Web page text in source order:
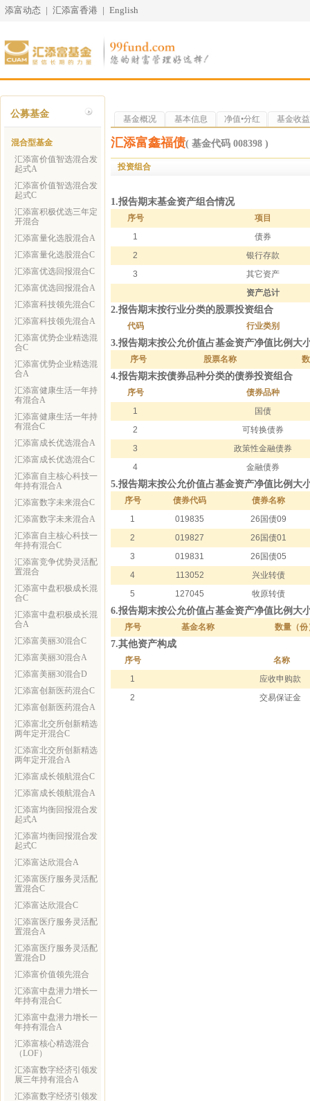
添富动态 | 汇添富香港 | English
公募基金
混合型基金
汇添富价值智选混合发
起式A
汇添富价值智选混合发
起式C
汇添富积极优选三年定
开混合
汇添富量化选股混合A
汇添富量化选股混合C
汇添富优选回报混合C
汇添富优选回报混合A
汇添富科技领先混合C
汇添富科技领先混合A
汇添富优势企业精选混
合C
汇添富优势企业精选混
合A
汇添富健康生活一年持
有混合A
汇添富健康生活一年持
有混合C
汇添富成长优选混合A
汇添富成长优选混合C
汇添富自主核心科技一
年持有混合A
汇添富数字未来混合C
汇添富数字未来混合A
汇添富自主核心科技一
年持有混合C
汇添富竞争优势灵活配
置混合
汇添富中盘积极成长混
合C
汇添富中盘积极成长混
合A
汇添富美丽30混合C
汇添富美丽30混合A
汇添富美丽30混合D
汇添富创新医药混合C
汇添富创新医药混合A
汇添富北交所创新精选
两年定开混合C
汇添富北交所创新精选
两年定开混合A
汇添富成长领航混合C
汇添富成长领航混合A
汇添富均衡回报混合发
起式A
汇添富均衡回报混合发
起式C
汇添富达欣混合A
汇添富医疗服务灵活配
置混合C
汇添富达欣混合C
汇添富医疗服务灵活配
置混合A
汇添富医疗服务灵活配
置混合D
汇添富价值领先混合
汇添富中盘潜力增长一
年持有混合C
汇添富中盘潜力增长一
年持有混合A
汇添富核心精选混合
（LOF）
汇添富数字经济引领发
展三年持有混合A
汇添富数字经济引领发
基金概况 基本信息 净值•分红 基金收益
汇添富鑫福债( 基金代码 008398 )
投资组合
1.报告期末基金资产组合情况
序号 项目
1 债券
2 银行存款
3 其它资产
资产总计
2.报告期末按行业分类的股票投资组合
代码 行业类别
3.报告期末按公允价值占基金资产净值比例大
序号 股票名称
4.报告期末按债券品种分类的债券投资组合
序号 债券品种
1 国债
2 可转换债券
3 政策性金融债券
4 金融债券
5.报告期末按公允价值占基金资产净值比例大
序号 债券代码 债券名称
1 019835 26国债09
2 019827 26国债01
3 019831 26国债05
4 113052 兴业转债
5 127045 牧原转债
6.报告期末按公允价值占基金资产净值比例大
序号 基金名称 数量（份
7.其他资产构成
序号 名称
1 应收申购款
2 交易保证金